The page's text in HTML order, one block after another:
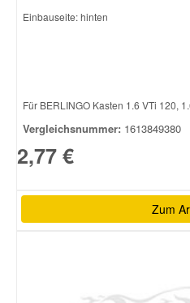
Einbauseite: hinten
Für BERLINGO Kasten 1.6 VTi 120,
Vergleichsnummer: 1613849380
2,77 €
Zum